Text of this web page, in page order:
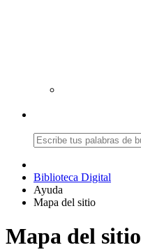
Biblioteca Digital
Ayuda
Mapa del sitio
Mapa del sitio